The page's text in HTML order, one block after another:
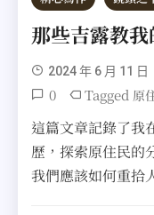
那些吉露教
2024 年 6 月 11 日
0 Tagged 原
這篇文章記錄了我
歷，探索原住民的
我們應該如何重拾